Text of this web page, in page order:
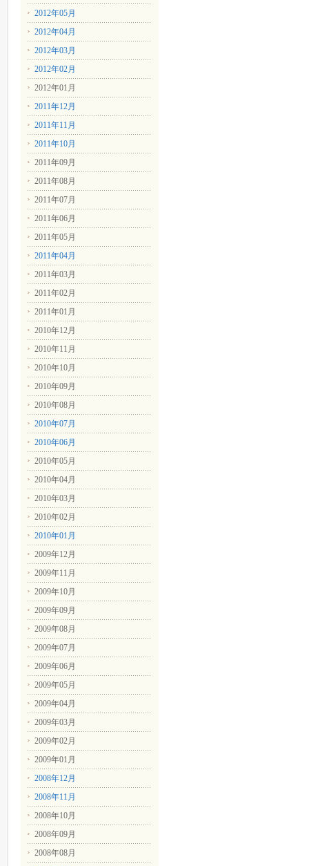
2012年05月
2012年04月
2012年03月
2012年02月
2012年01月
2011年12月
2011年11月
2011年10月
2011年09月
2011年08月
2011年07月
2011年06月
2011年05月
2011年04月
2011年03月
2011年02月
2011年01月
2010年12月
2010年11月
2010年10月
2010年09月
2010年08月
2010年07月
2010年06月
2010年05月
2010年04月
2010年03月
2010年02月
2010年01月
2009年12月
2009年11月
2009年10月
2009年09月
2009年08月
2009年07月
2009年06月
2009年05月
2009年04月
2009年03月
2009年02月
2009年01月
2008年12月
2008年11月
2008年10月
2008年09月
2008年08月